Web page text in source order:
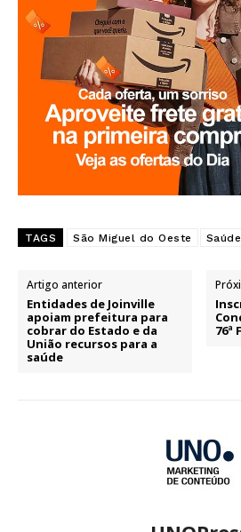
TAGS São Miguel do Oeste Saúde
Artigo anterior
Entidades de Joinville
apoiam prefeitura para
cobrar do Estado e da
União recursos para a
saúde
76ª